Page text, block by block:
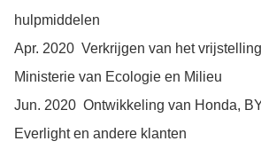
hulpmiddelen
Apr. 2020 Verkrijgen van het
Ministerie van Ecologie en Milieu
Jun. 2020 Ontwikkeling van Honda,
Everlight en andere klanten